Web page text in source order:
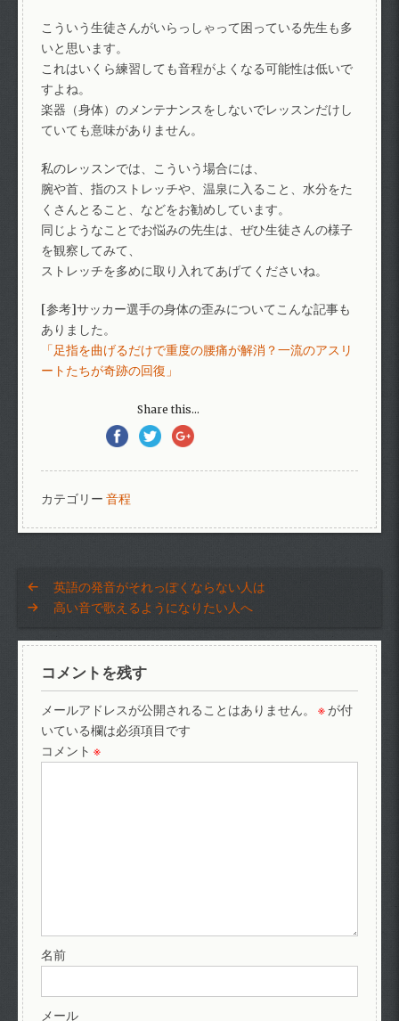
こういう生徒さんがいらっしゃって困っている先生も多
いと思います。
これはいくら練習しても音程がよくなる可能性は低いで
すよね。
楽器（身体）のメンテナンスをしないでレッスンだけし
ていても意味がありません。
私のレッスンでは、こういう場合には、
腕や首、指のストレッチや、温泉に入ること、水分をた
くさんとること、などをお勧めしています。
同じようなことでお悩みの先生は、ぜひ生徒さんの様子
を観察してみて、
ストレッチを多めに取り入れてあげてくださいね。
[参考]サッカー選手の身体の歪みについてこんな記事も
ありました。
「足指を曲げるだけで重度の腰痛が解消？一流のアスリ
ートたちが奇跡の回復」
Share this...
カテゴリー 音程
英語の発音がそれっぽくならない人は
高い音で歌えるようになりたい人へ
コメントを残す
メールアドレスが公開されることはありません。 ※が付
いている欄は必須項目です
コメント ※
名前
メール